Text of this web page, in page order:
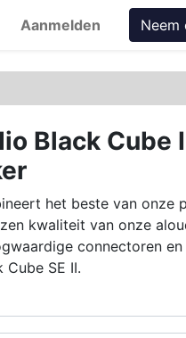
Aanmelden
Black Cube
het beste van onze
kwaliteit van onze
connectoren
Cube SE II.